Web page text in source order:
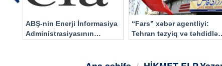
ABŞ-nin Enerji İnformasiya
Administrasiyasının
“Fars” xəbər agentliyi:
Tehran təzyiq və